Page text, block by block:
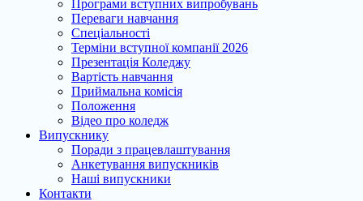
Програми вступних випробувань
Переваги навчання
Спеціальності
Терміни вступної компанії 2026
Презентація Коледжу
Вартість навчання
Приймальна комісія
Положення
Відео про коледж
Випускнику
Поради з працевлаштування
Анкетування випускників
Наші випускники
Контакти